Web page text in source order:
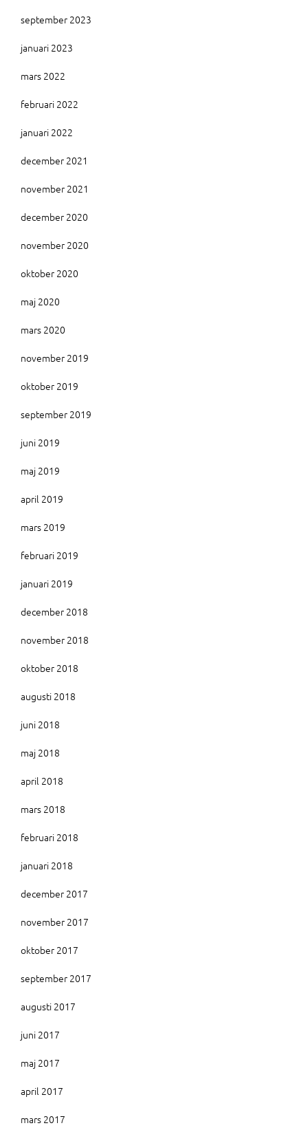
september 2023
januari 2023
mars 2022
februari 2022
januari 2022
december 2021
november 2021
december 2020
november 2020
oktober 2020
maj 2020
mars 2020
november 2019
oktober 2019
september 2019
juni 2019
maj 2019
april 2019
mars 2019
februari 2019
januari 2019
december 2018
november 2018
oktober 2018
augusti 2018
juni 2018
maj 2018
april 2018
mars 2018
februari 2018
januari 2018
december 2017
november 2017
oktober 2017
september 2017
augusti 2017
juni 2017
maj 2017
april 2017
mars 2017